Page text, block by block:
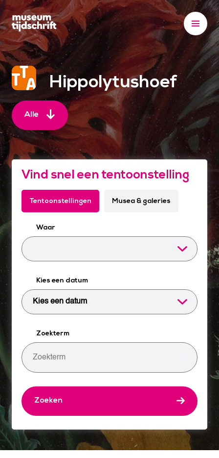
S
k
i
p
t
o
o
n
t
n
t
Hippolytushoef
Alle
Vind snel een tentoonstelling
Tentoonstellingen Musea & galeries
Waar
Kies een datum
Zoekterm
Zoeken